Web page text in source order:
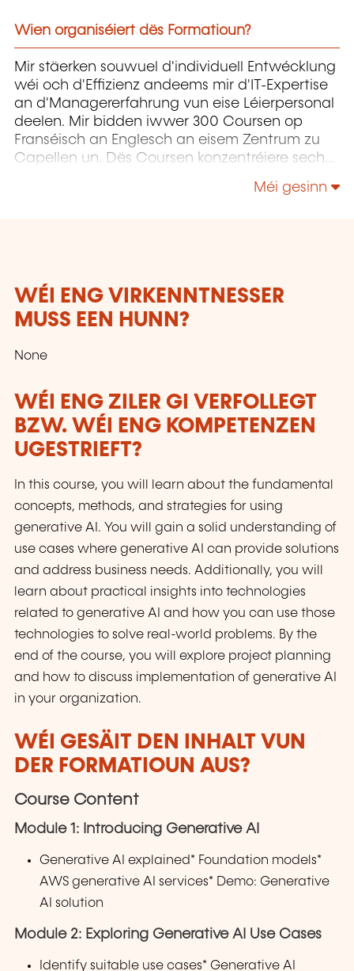
Wien organiséiert dës Formatioun?
Mir stäerken souwuel d'individuell Entwécklung
wéi och d'Effizienz andeems mir d'IT-Expertise
an d'Managererfahrung vun eise Léierpersonal
deelen. Mir bidden iwwer 300 Coursen op
Franséisch an Englesch an eisem Zentrum zu
Capellen un. Dës Coursen konzentréiere sech
Projetmanagement, Governance a Soft Skills.
Méi gesinn
WÉI ENG VIRKENNTNESSER
MUSS EEN HUNN?
None
WÉI ENG ZILER GI VERFOLLEGT
BZW. WÉI ENG KOMPETENZEN
UGESTRIEFT?
In this course, you will learn about the fundamental
concepts, methods, and strategies for using
generative AI. You will gain a solid understanding of
use cases where generative AI can provide solutions
and address business needs. Additionally, you will
learn about practical insights into technologies
related to generative AI and how you can use those
technologies to solve real-world problems. By the
end of the course, you will explore project planning
and how to discuss implementation of generative AI
in your organization.
WÉI GESÄIT DEN INHALT VUN
DER FORMATIOUN AUS?
Course Content
Module 1: Introducing Generative AI
Generative AI explained* Foundation models*
AWS generative AI services* Demo: Generative
AI solution
Module 2: Exploring Generative AI Use Cases
Identify suitable use cases* Generative AI